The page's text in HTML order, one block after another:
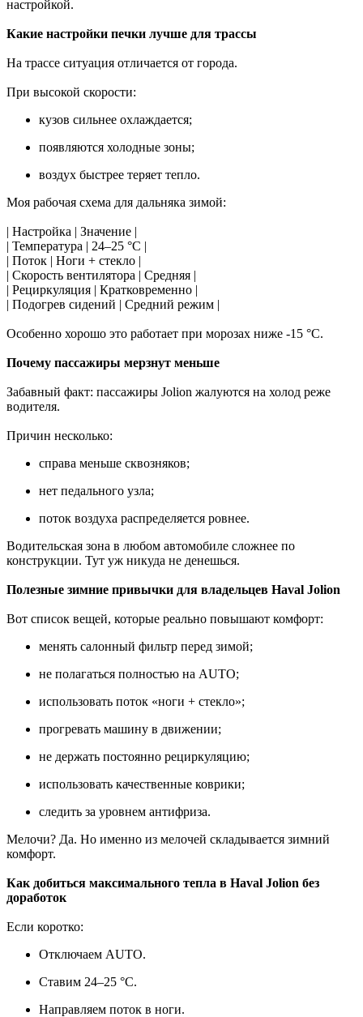
настройкой.
Какие настройки печки лучше для трассы
На трассе ситуация отличается от города.
При высокой скорости:
кузов сильнее охлаждается;
появляются холодные зоны;
воздух быстрее теряет тепло.
Моя рабочая схема для дальняка зимой:
| Настройка | Значение |
| Температура | 24–25 °C |
| Поток | Ноги + стекло |
| Скорость вентилятора | Средняя |
| Рециркуляция | Кратковременно |
| Подогрев сидений | Средний режим |
Особенно хорошо это работает при морозах ниже -15 °C.
Почему пассажиры мерзнут меньше
Забавный факт: пассажиры Jolion жалуются на холод реже
водителя.
Причин несколько:
справа меньше сквозняков;
нет педального узла;
поток воздуха распределяется ровнее.
Водительская зона в любом автомобиле сложнее по
конструкции. Тут уж никуда не денешься.
Полезные зимние привычки для владельцев Haval Jolion
Вот список вещей, которые реально повышают комфорт:
менять салонный фильтр перед зимой;
не полагаться полностью на AUTO;
использовать поток «ноги + стекло»;
прогревать машину в движении;
не держать постоянно рециркуляцию;
использовать качественные коврики;
следить за уровнем антифриза.
Мелочи? Да. Но именно из мелочей складывается зимний
комфорт.
Как добиться максимального тепла в Haval Jolion без
доработок
Если коротко:
Отключаем AUTO.
Ставим 24–25 °C.
Направляем поток в ноги.